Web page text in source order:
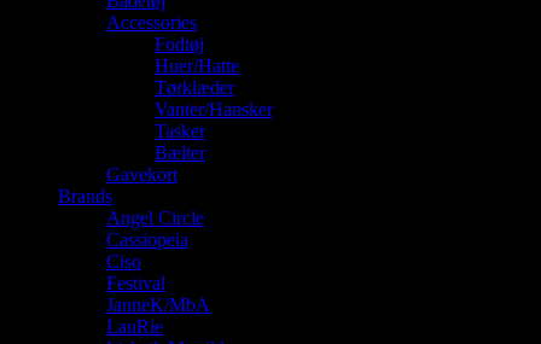
Accessories
Fodtøj
Huer/Hatte
Tørklæder
Vanter/Hansker
Tasker
Bælter
Gavekort
Brands
Angel Circle
Cassiopeia
Ciso
Festival
JanneK/MbA
LauRie